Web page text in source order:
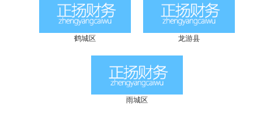
鹤城区 龙游县
雨城区